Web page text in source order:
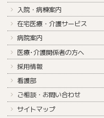
入院・病棟案内
在宅医療・介護サービス
病院案内
医療･介護関係者の方へ
採用情報
看護部
ご相談・お問い合わせ
サイトマップ